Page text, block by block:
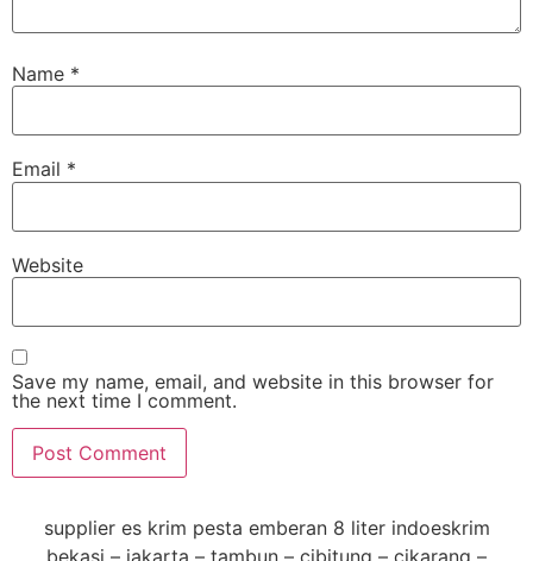
Name *
Email *
Website
Save my name, email, and website in this browser for
the next time I comment.
supplier es krim pesta emberan 8 liter indoeskrim